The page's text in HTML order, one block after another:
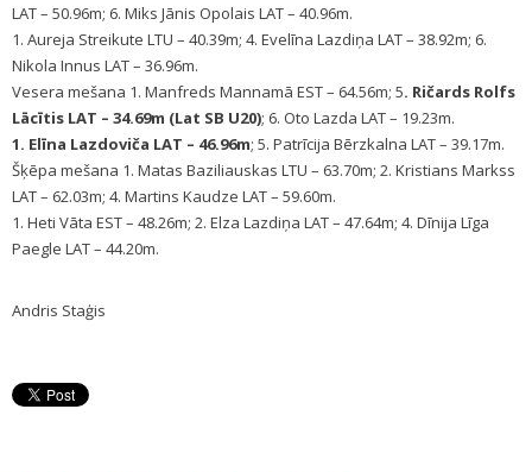
LAT – 50.96m; 6. Miks Jānis Opolais LAT – 40.96m.
1. Aureja Streikute LTU – 40.39m; 4. Evelīna Lazdiņa LAT – 38.92m; 6.
Nikola Innus LAT – 36.96m.
Vesera mešana 1. Manfreds Mannamā EST – 64.56m; 5. Ričards Rolfs
Lācītis LAT – 34.69m (Lat SB U20); 6. Oto Lazda LAT – 19.23m.
1. Elīna Lazdoviča LAT – 46.96m; 5. Patrīcija Bērzkalna LAT – 39.17m.
Šķēpa mešana 1. Matas Baziliauskas LTU – 63.70m; 2. Kristians Markss
LAT – 62.03m; 4. Martins Kaudze LAT – 59.60m.
1. Heti Vāta EST – 48.26m; 2. Elza Lazdiņa LAT – 47.64m; 4. Dīnija Līga
Paegle LAT – 44.20m.
Andris Staģis